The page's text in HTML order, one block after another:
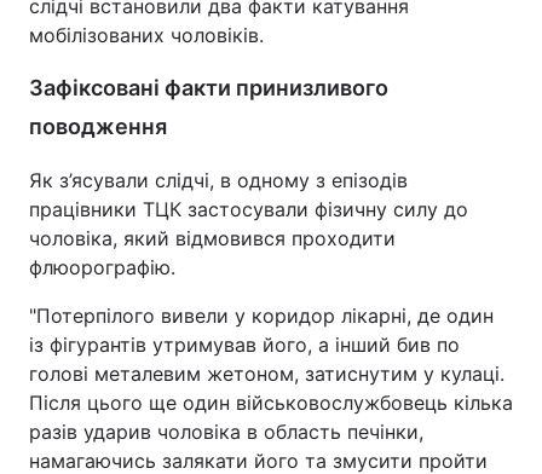
слідчі встановили два факти катування
мобілізованих чоловіків.
Зафіксовані факти принизливого
поводження
Як з’ясували слідчі, в одному з епізодів
працівники ТЦК застосували фізичну силу до
чоловіка, який відмовився проходити
флюорографію.
"Потерпілого вивели у коридор лікарні, де один
із фігурантів утримував його, а інший бив по
голові металевим жетоном, затиснутим у кулаці.
Після цього ще один військовослужбовець кілька
разів ударив чоловіка в область печінки,
намагаючись залякати його та змусити пройти